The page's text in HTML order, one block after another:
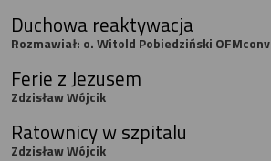
Duchowa reaktywacja
Rozmawiał: o. Witold Pobiedziński OFMconv
Ferie z Jezusem
Zdzisław Wójcik
Ratownicy w szpitalu
Zdzisław Wójcik